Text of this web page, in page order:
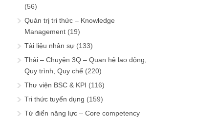
(56)
Quản trị tri thức – Knowledge
Management (19)
Tài liệu nhân sự (133)
Thải – Chuyện 3Q – Quan hệ lao động,
Quy trình, Quy chế (220)
Thư viện BSC & KPI (116)
Tri thức tuyển dụng (159)
Từ điển năng lực – Core competency